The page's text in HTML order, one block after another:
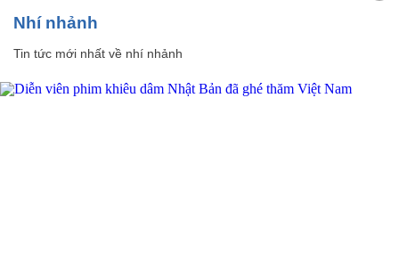
nhí nhảnh
Tin tức mới nhất về nhí nhảnh